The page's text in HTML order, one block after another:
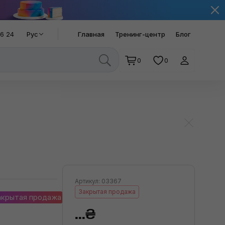
24 Рус Главная Тренинг-центр Блог
0 0
продажа
Артикул: 03367
Закрытая продажа
...₴